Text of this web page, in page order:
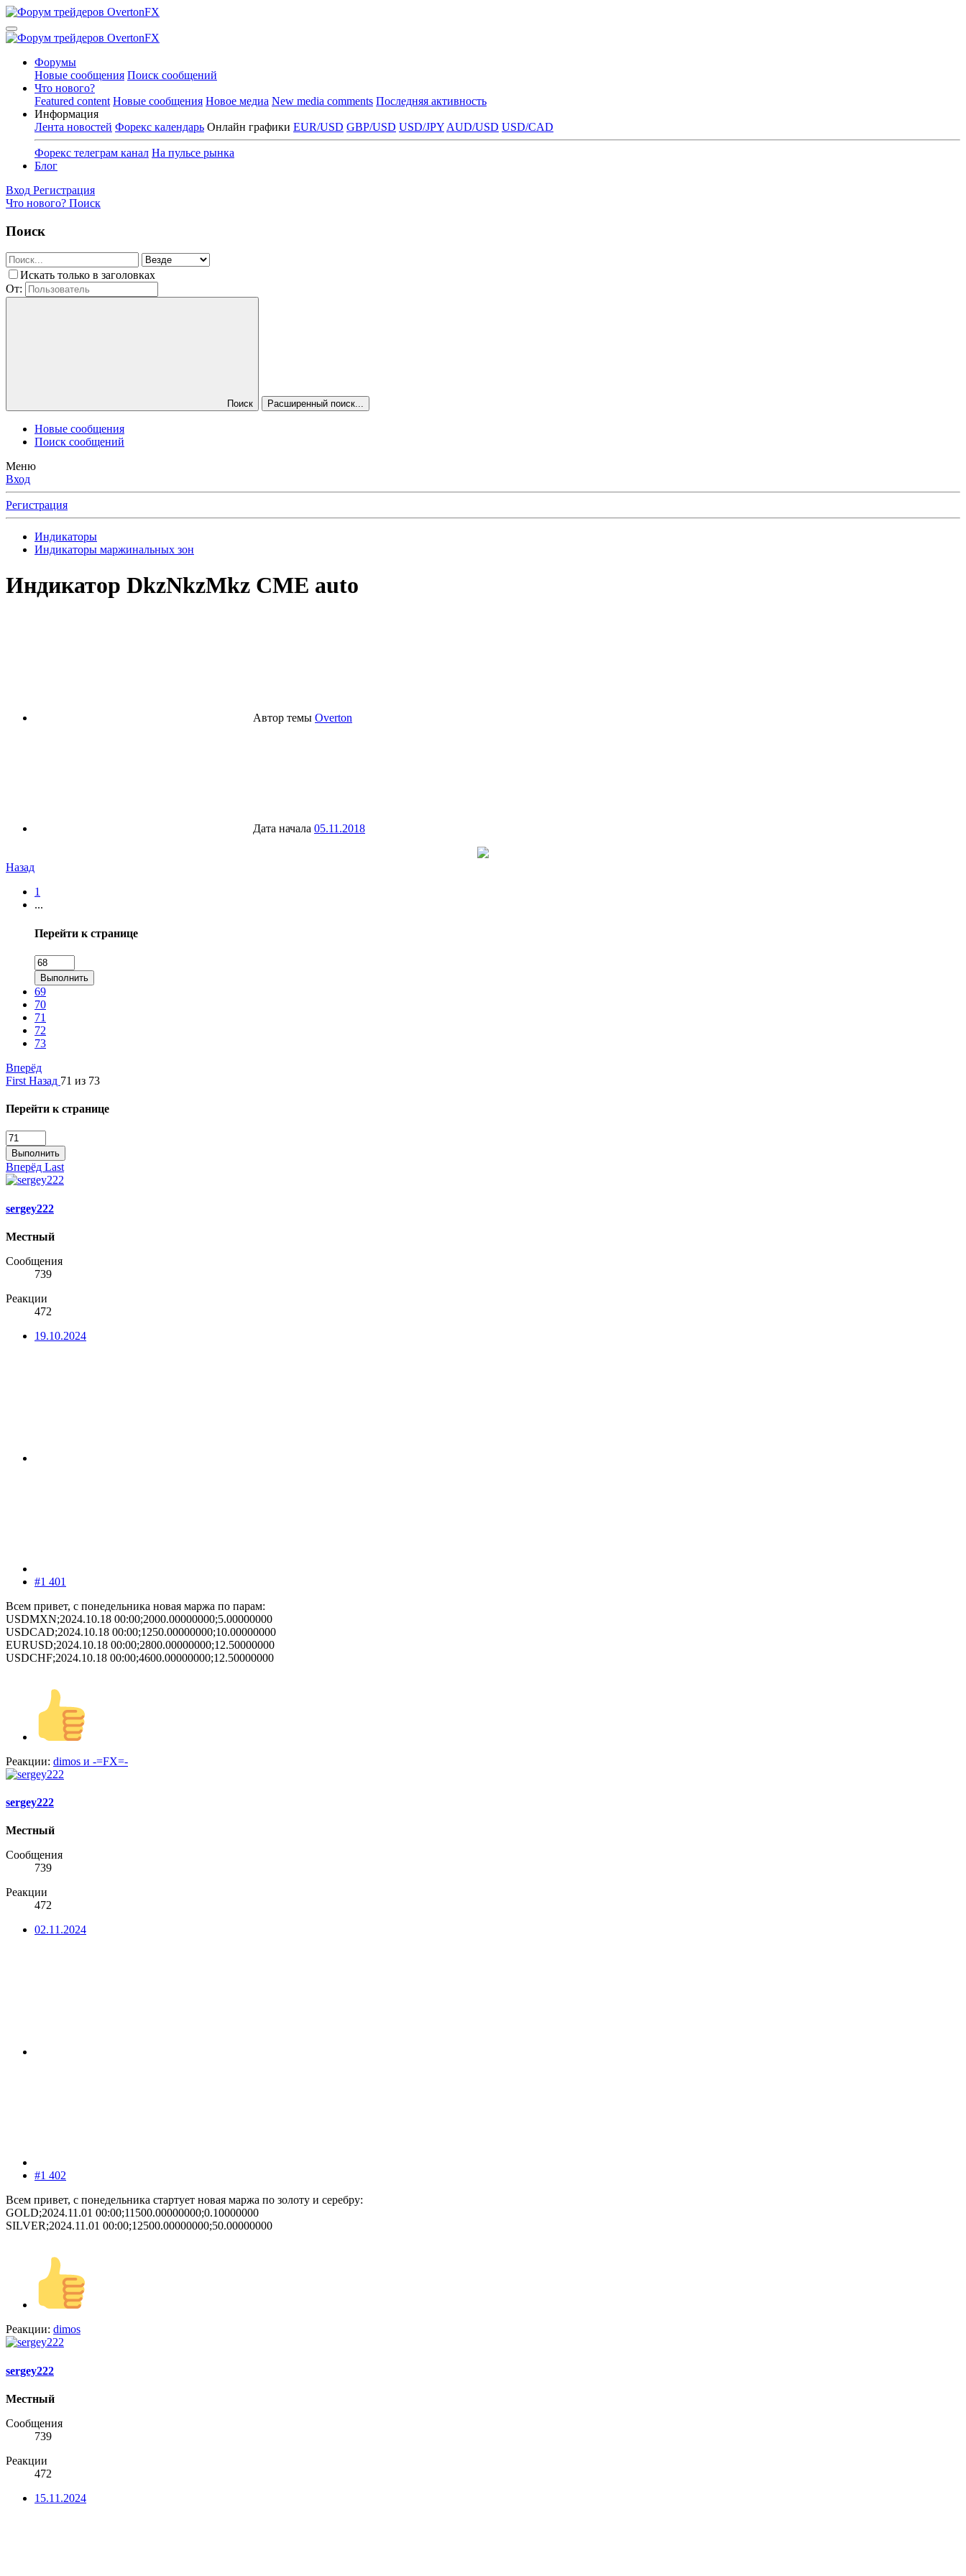
Форумы
Новые сообщения Поиск сообщений
Что нового?
Featured content Новые сообщения Новое медиа New media comments Последняя активность
Информация
Лента новостей Форекс календарь Онлайн графики EUR/USD GBP/USD USD/JPY AUD/USD USD/CAD
Форекс телеграм канал На пульсе рынка
Блог
Вход Регистрация
Что нового? Поиск
Поиск
Искать только в заголовках
От:
Поиск Расширенный поиск...
Новые сообщения
Поиск сообщений
Меню
Вход
Регистрация
Индикаторы
Индикаторы маржинальных зон
Индикатор DkzNkzMkz CME auto
Автор темы Overton
Дата начала 05.11.2018
Назад
1
...
Перейти к странице
Выполнить
69
70
71
72
73
Вперёд
First Назад 71 из 73
Перейти к странице
Выполнить
Вперёд Last
sergey222
Местный
Сообщения
739
Реакции
472
19.10.2024
#1 401
Всем привет, с понедельника новая маржа по парам:
USDMXN;2024.10.18 00:00;2000.00000000;5.00000000
USDCAD;2024.10.18 00:00;1250.00000000;10.00000000
EURUSD;2024.10.18 00:00;2800.00000000;12.50000000
USDCHF;2024.10.18 00:00;4600.00000000;12.50000000
Реакции: dimos и -=FX=-
sergey222
Местный
Сообщения
739
Реакции
472
02.11.2024
#1 402
Всем привет, с понедельника стартует новая маржа по золоту и серебру:
GOLD;2024.11.01 00:00;11500.00000000;0.10000000
SILVER;2024.11.01 00:00;12500.00000000;50.00000000
Реакции: dimos
sergey222
Местный
Сообщения
739
Реакции
472
15.11.2024